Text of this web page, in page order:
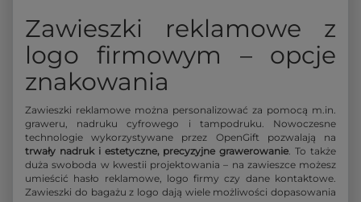
Zawieszki reklamowe z
logo firmowym – opcje
znakowania
Zawieszki reklamowe można personalizować za pomocą m.in.
graweru, nadruku cyfrowego i tampodruku. Nowoczesne
technologie wykorzystywane przez OpenGift pozwalają na
trwały nadruk i estetyczne, precyzyjne grawerowanie. To także
duża swoboda w kwestii projektowania – na zawieszce możesz
umieścić hasło reklamowe, logo firmy czy dane kontaktowe.
Zawieszki do bagażu z logo dają wiele możliwości dopasowania